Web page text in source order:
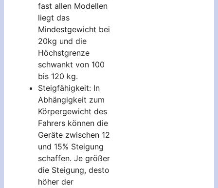
fast allen Modellen
liegt das
Mindestgewicht bei
20kg und die
Höchstgrenze
schwankt von 100
bis 120 kg.
Steigfähigkeit: In
Abhängigkeit zum
Körpergewicht des
Fahrers können die
Geräte zwischen 12
und 15% Steigung
schaffen. Je größer
die Steigung, desto
höher der